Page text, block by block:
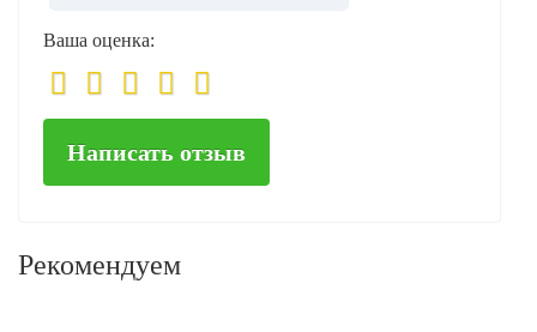
Ваша оценка:
Написать отзыв
Рекомендуем